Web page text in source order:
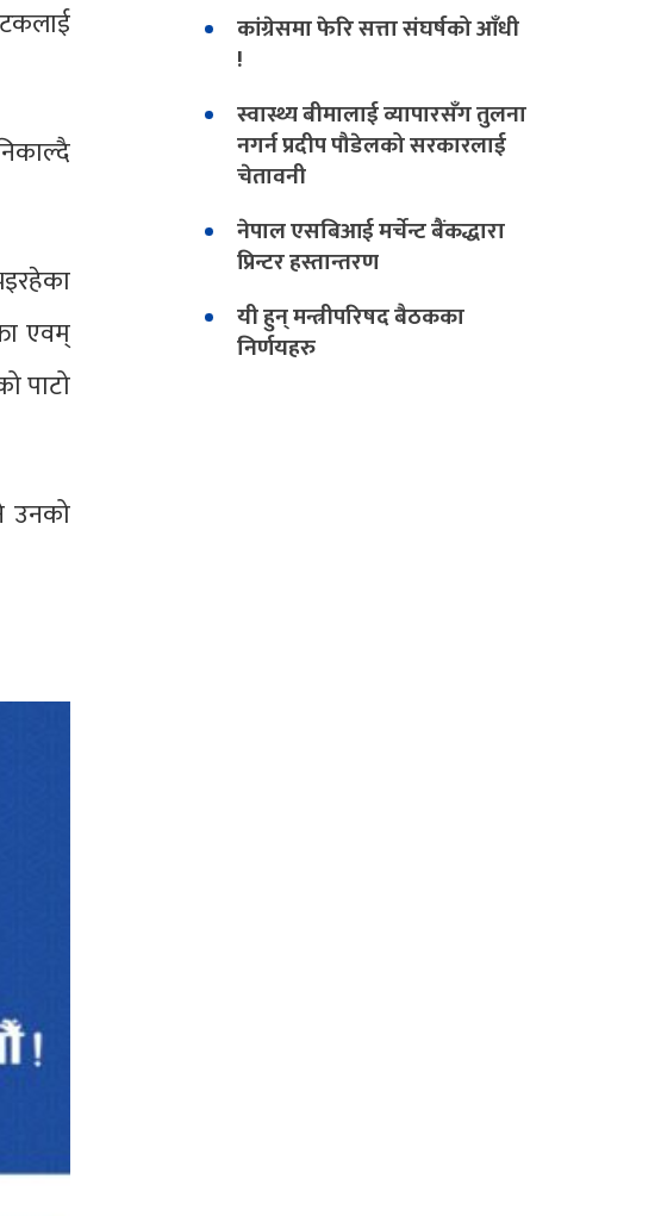
एवम्
पाटो
उनको
कांग्रेसमा फेरि सत्ता संघर्षको आँधी
!
स्वास्थ्य बीमालाई व्यापारसँग तुलना
नगर्न प्रदीप पौडेलको सरकारलाई
चेतावनी
नेपाल एसबिआई मर्चेन्ट बैंकद्धारा
प्रिन्टर हस्तान्तरण
यी हुन् मन्त्रीपरिषद बैठकका
निर्णयहरु